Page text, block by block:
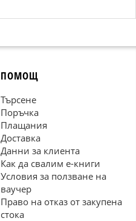
ПОМОЩ
Търсене
Поръчка
Плащания
Доставка
Данни за клиента
Как да свалим е-книги
Условия за ползване на
ваучер
Право на отказ от закупена
стока